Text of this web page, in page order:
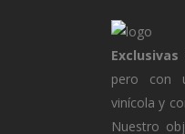
Exclusivas
pero con
vinícola y
Nuestro